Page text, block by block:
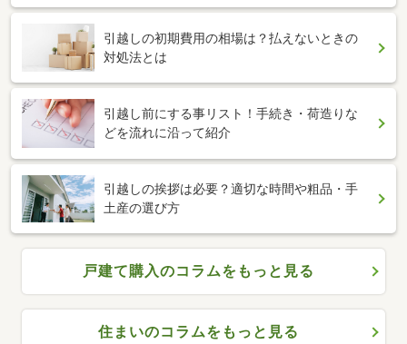
引越しの初期費用の相場は？払えないときの
対処法とは
引越し前にする事リスト！手続き・荷造りな
どを流れに沿って紹介
引越しの挨拶は必要？適切な時間や粗品・手
土産の選び方
戸建て購入のコラムをもっと見る
住まいのコラムをもっと見る